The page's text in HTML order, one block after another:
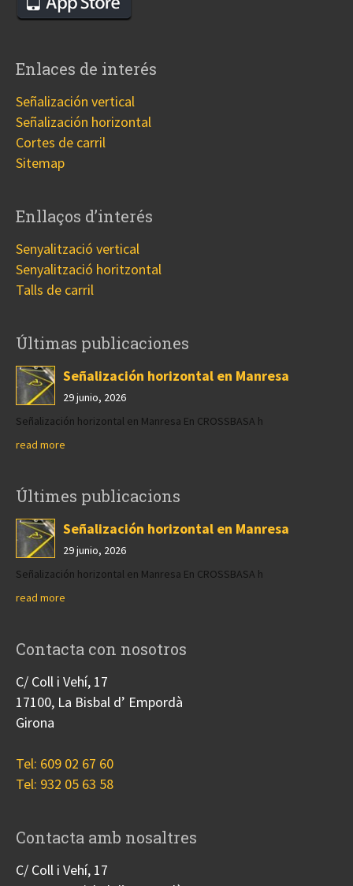
Enlaces de interés
Señalización vertical
Señalización horizontal
Cortes de carril
Sitemap
Enllaços d’interés
Senyalització vertical
Senyalització horitzontal
Talls de carril
Últimas publicaciones
Señalización horizontal en Manresa
29 junio, 2026
Señalización horizontal en Manresa En CROSSBASA h
read more
Últimes publicacions
Señalización horizontal en Manresa
29 junio, 2026
Señalización horizontal en Manresa En CROSSBASA h
read more
Contacta con nosotros
C/ Coll i Vehí, 17
17100, La Bisbal d’ Empordà
Girona
Tel: 609 02 67 60
Tel: 932 05 63 58
Contacta amb nosaltres
C/ Coll i Vehí, 17